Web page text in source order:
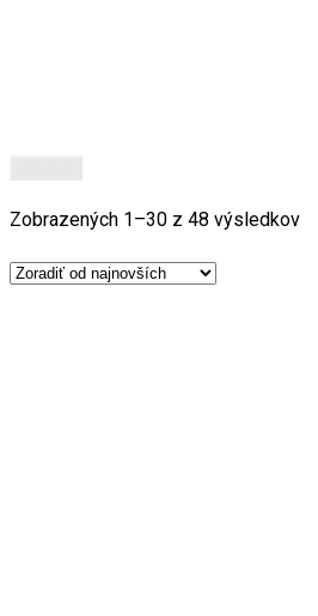
Zobrazených 1–30 z 48 výsledkov